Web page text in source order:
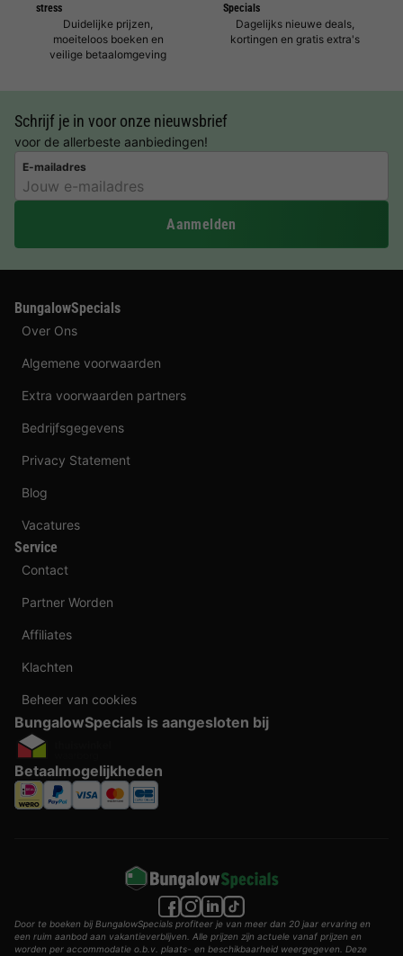
stress
Duidelijke prijzen,
moeiteloos boeken en
veilige betaalomgeving
Specials
Dagelijks nieuwe deals,
kortingen en gratis extra's
Schrijf je in voor onze nieuwsbrief
voor de allerbeste aanbiedingen!
E-mailadres
Aanmelden
BungalowSpecials
Over Ons
Algemene voorwaarden
Extra voorwaarden partners
Bedrijfsgegevens
Privacy Statement
Blog
Vacatures
Service
Contact
Partner Worden
Affiliates
Klachten
Beheer van cookies
BungalowSpecials is aangesloten bij
Betaalmogelijkheden
Door te boeken bij BungalowSpecials profiteer je van meer dan 20 jaar ervaring en
een ruim aanbod aan vakantieverblijven. Alle prijzen zijn actuele vanaf prijzen en
worden per accommodatie o.b.v. plaats- en beschikbaarheid weergegeven. Deze